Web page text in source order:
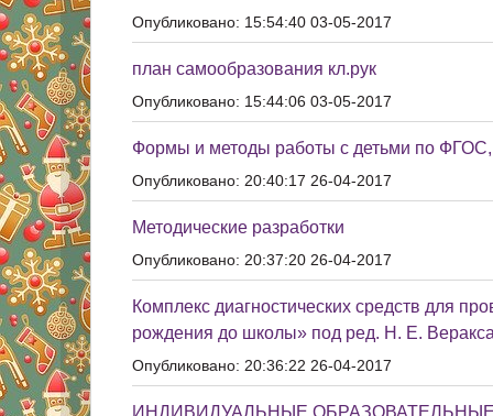
Опубликовано: 15:54:40 03-05-2017
план самообразования кл.рук
Опубликовано: 15:44:06 03-05-2017
Формы и методы работы с детьми по ФГОС,
Опубликовано: 20:40:17 26-04-2017
Методические разработки
Опубликовано: 20:37:20 26-04-2017
Комплекс диагностических средств для
рождения до школы» под ред. Н. Е.
Опубликовано: 20:36:22 26-04-2017
ИНДИВИДУАЛЬНЫЕ